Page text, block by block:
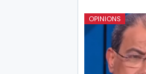
OPINIONS